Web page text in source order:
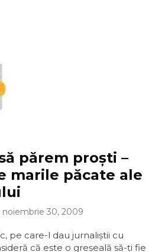
părem proşti –
marile păcate ale
30, 2009
pe care-l dau jurnaliştii cu
că este o greşeală să-ţi fie